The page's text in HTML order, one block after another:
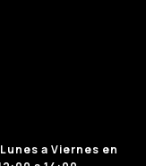
a Viernes en